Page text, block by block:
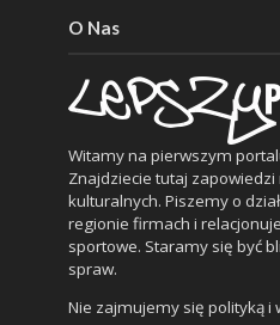
O Nas
Witamy na pierwszym
Znajdziecie tutaj
kulturalnych. Piszemy o
regionie firmach i
sportowe. Staramy się być
spraw.
Nie zajmujemy się polityką i